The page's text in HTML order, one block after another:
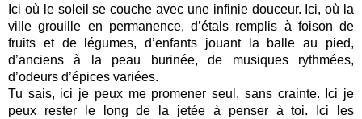
Ici où le soleil se couche avec une infinie douceur. Ici, où la
ville grouille en permanence, d’étals remplis à foison de
fruits et de légumes, d’enfants jouant la balle au pied,
d’anciens à la peau burinée, de musiques rythmées,
d’odeurs d’épices variées.
Tu sais, ici je peux me promener seul, sans crainte. Ici je
peux rester le long de la jetée à penser à toi. Ici les